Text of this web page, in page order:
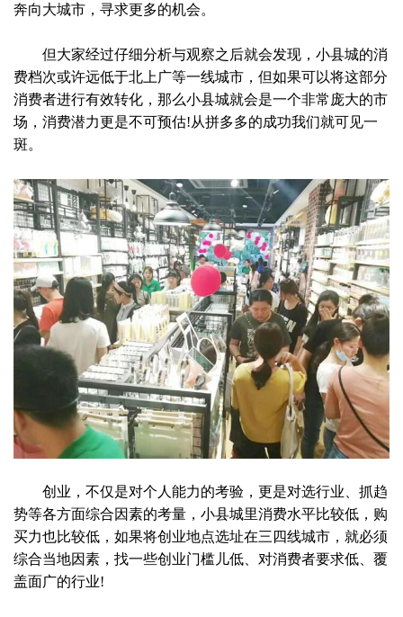
奔向大城市，寻求更多的机会。
但大家经过仔细分析与观察之后就会发现，小县城的消
费档次或许远低于北上广等一线城市，但如果可以将这部分
消费者进行有效转化，那么小县城就会是一个非常庞大的市
场，消费潜力更是不可预估!从拼多多的成功我们就可见一
斑。
创业，不仅是对个人能力的考验，更是对选行业、抓趋
势等各方面综合因素的考量，小县城里消费水平比较低，购
买力也比较低，如果将创业地点选址在三四线城市，就必须
综合当地因素，找一些创业门槛儿低、对消费者要求低、覆
盖面广的行业!